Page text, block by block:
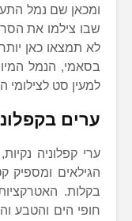
ומכאן שם נמל
שבו צילמו את
לא תמצאו כאן
בסאמי, הנמל
למעין סט לצילומי
ערים
ערי קפלוניה
הגילאים ומספיק
בקלות.
חופי הים והטבע